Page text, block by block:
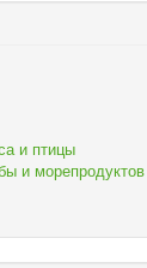
и птицы
и морепродуктов